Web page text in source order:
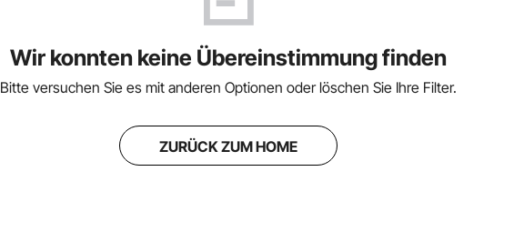
Wir konnten keine Übereinstimmung finden
Bitte versuchen Sie es mit anderen Optionen oder löschen Sie Ihre Filter.
ZURÜCK ZUM HOME